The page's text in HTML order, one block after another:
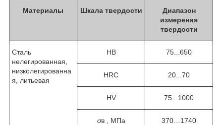
Материалы Шкала твердости
Диапазон
измерения
твердости
Сталь
нелегированная,
низколегированна
я, литьевая
HB 75...650
HRC 20...70
HV 75...1000
σв , МПа 370…1740